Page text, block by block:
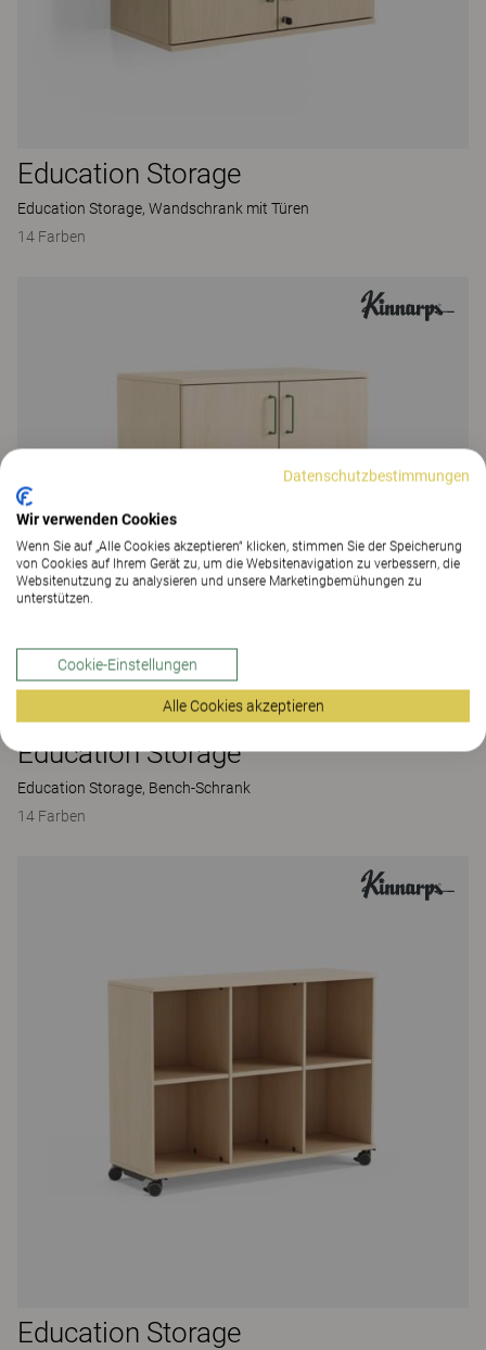
Education Storage
Education Storage, Wandschrank mit Türen
14 Farben
Education Storage
Education Storage, Bench-Schrank
14 Farben
Education Storage
Datenschutzbestimmungen
Wir verwenden Cookies
Wenn Sie auf „Alle Cookies akzeptieren“ klicken, stimmen Sie der Speicherung
von Cookies auf Ihrem Gerät zu, um die Websitenavigation zu verbessern, die
Websitenutzung zu analysieren und unsere Marketingbemühungen zu
unterstützen.
Cookie-Einstellungen
Alle Cookies akzeptieren